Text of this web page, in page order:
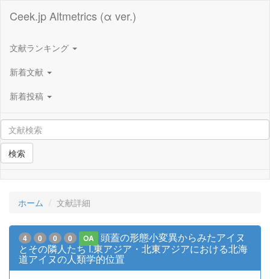
Ceek.jp Altmetrics (α ver.)
文献ランキング
新着文献
新着投稿
検索
ホーム 文献詳細
4 0 0 0 OA
頭蓋の形態小変異からみたアイヌ
とその隣人たち I.東アジア・北東アジアにおける北海
道アイヌの人類学的位置